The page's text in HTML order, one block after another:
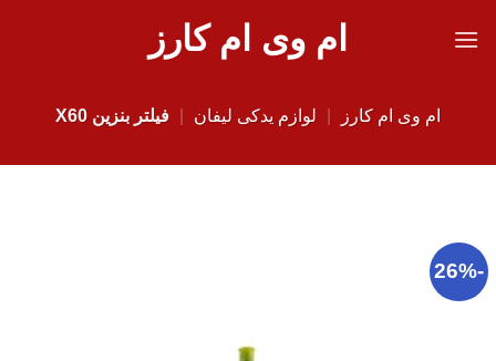
ام وی ام کارز
ام وی ام کارز لوازم یدکی لیفان فیلتر بنزین X60
-26%